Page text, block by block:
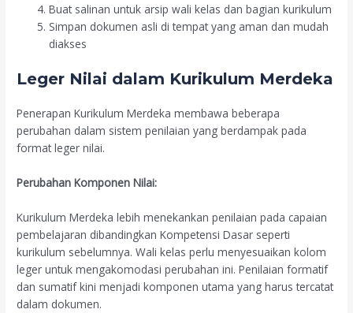
Buat salinan untuk arsip wali kelas dan bagian kurikulum
Simpan dokumen asli di tempat yang aman dan mudah
diakses
Leger Nilai dalam Kurikulum Merdeka
Penerapan Kurikulum Merdeka membawa beberapa
perubahan dalam sistem penilaian yang berdampak pada
format leger nilai.
Perubahan Komponen Nilai:
Kurikulum Merdeka lebih menekankan penilaian pada capaian
pembelajaran dibandingkan Kompetensi Dasar seperti
kurikulum sebelumnya. Wali kelas perlu menyesuaikan kolom
leger untuk mengakomodasi perubahan ini. Penilaian formatif
dan sumatif kini menjadi komponen utama yang harus tercatat
dalam dokumen.